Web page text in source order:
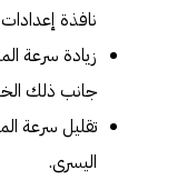
نافذة
زيادة سرعة
جانب ذلك
تقليل سرعة
اليسرى.